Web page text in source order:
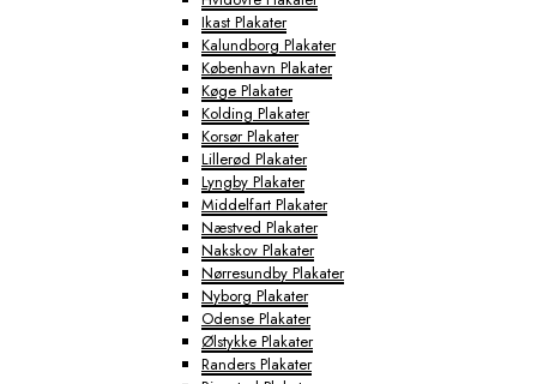
Ikast Plakater
Kalundborg Plakater
København Plakater
Køge Plakater
Kolding Plakater
Korsør Plakater
Lillerød Plakater
Lyngby Plakater
Middelfart Plakater
Næstved Plakater
Nakskov Plakater
Nørresundby Plakater
Nyborg Plakater
Odense Plakater
Ølstykke Plakater
Randers Plakater